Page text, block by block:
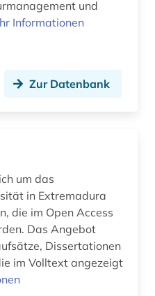
und
Informationen
Zur Datenbank
um das
in Extremadura
die im Open Access
Das Angebot
Dissertationen
im Volltext angezeigt